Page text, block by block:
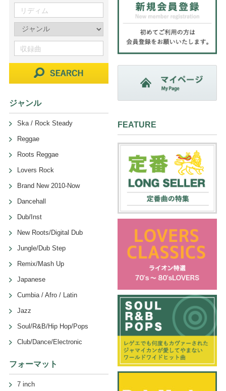
ジャンル
Ska / Rock Steady
Reggae
Roots Reggae
Lovers Rock
Brand New 2010-Now
Dancehall
Dub/Inst
New Roots/Digital Dub
Jungle/Dub Step
Remix/Mash Up
Japanese
Cumbia / Afro / Latin
Jazz
Soul/R&B/Hip Hop/Pops
Club/Dance/Electronic
フォーマット
7 inch
FEATURE